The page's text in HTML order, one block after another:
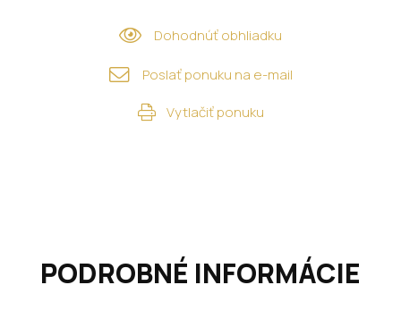
Dohodnúť obhliadku
Poslať ponuku na e-mail
Vytlačiť ponuku
PODROBNÉ INFORMÁCIE